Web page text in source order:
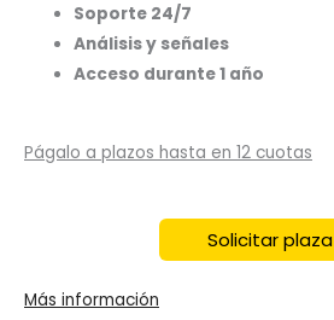
Soporte 24/7
Análisis y señales
Acceso durante 1 año
Págalo a plazos hasta en 12 cuotas
Solicitar plaza
Más información